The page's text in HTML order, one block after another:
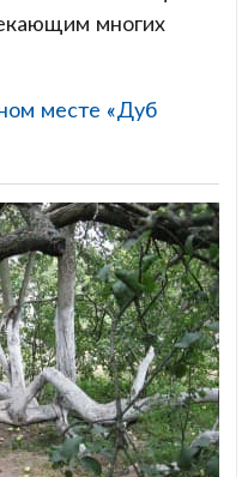
многих
месте «Дуб